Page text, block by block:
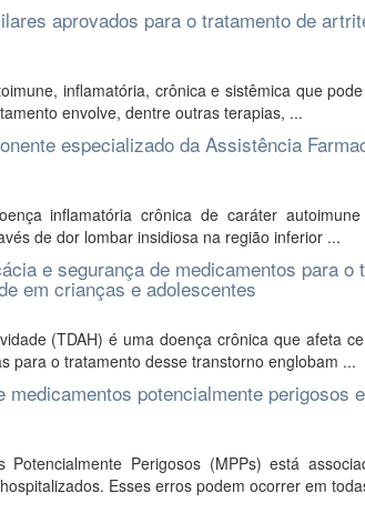
aprovados para o tratamento de
inflamatória, crônica e sistêmica que
envolve, dentre outras terapias, ...
especializado da Assistência
inflamatória crônica de caráter
de dor lombar insidiosa na região inferior ...
e segurança de medicamentos para o
em crianças e adolescentes
(TDAH) é uma doença crônica que afeta
para o tratamento desse transtorno englobam ...
potencialmente perigosos
Potencialmente Perigosos (MPPs) está
Esses erros podem ocorrer em